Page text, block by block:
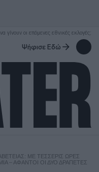
γίνουν οι επόμενες εθνικές εκλογές;
Ψήφισε Εδώ
ΜΕ ΤΈΣΣΕΡΙΣ ΏΡΕΣ
– ΆΦΑΝΤΟΙ ΟΙ ΔΎΟ ΔΡΑΠΈΤΕΣ